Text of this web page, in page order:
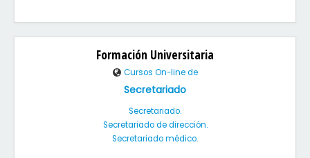
Formación Universitaria
Cursos On-line de
Secretariado
Secretariado.
Secretariado de dirección.
Secretariado médico.